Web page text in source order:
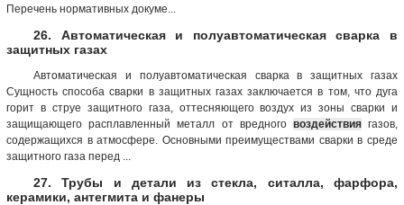
Перечень нормативных докуме...
26. Автоматическая и полуавтоматическая сварка в
защитных газах
Автоматическая и полуавтоматическая сварка в защитных газах
Сущность способа сварки в защитных газах заключается в том, что дуга
горит в струе защитного газа, оттесняющего воздух из зоны сварки и
защищающего расплавленный металл от вредного воздействиягазов,
содержащихся в атмосфере. Основными преимуществами сварки в среде
защитного газа перед ...
27. Трубы и детали из стекла, ситалла, фарфора,
керамики, антегмита и фанеры